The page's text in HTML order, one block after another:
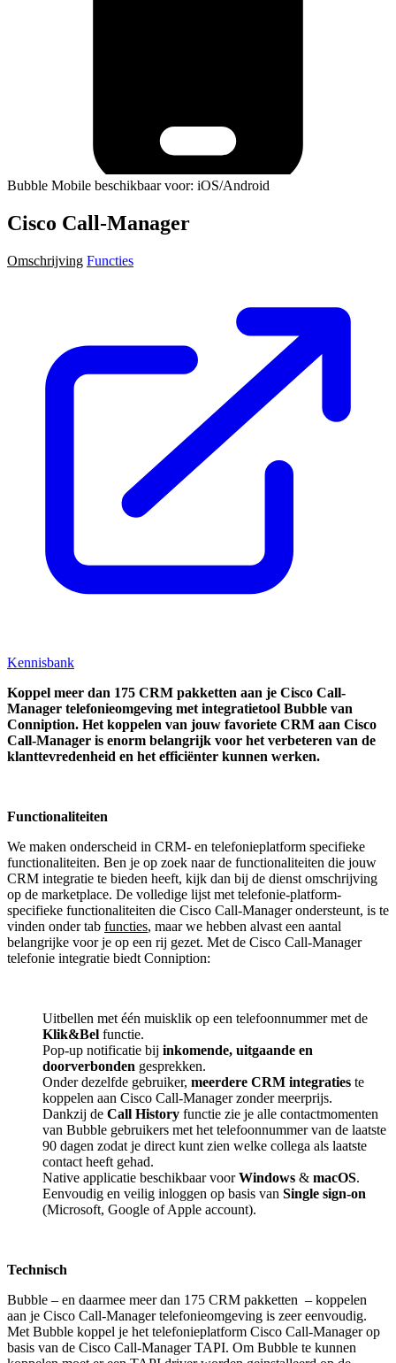
Bubble Mobile beschikbaar voor: iOS/Android
Cisco Call-Manager
Omschrijving Functies
Kennisbank
Koppel meer dan 175 CRM pakketten aan je Cisco Call-
Manager telefonieomgeving met integratietool Bubble van
Conniption. Het koppelen van jouw favoriete CRM aan Cisco
Call-Manager is enorm belangrijk voor het verbeteren van de
klanttevredenheid en het efficiënter kunnen werken.
Functionaliteiten
We maken onderscheid in CRM- en telefonieplatform specifieke
functionaliteiten. Ben je op zoek naar de functionaliteiten die jouw
CRM integratie te bieden heeft, kijk dan bij de dienst omschrijving
op de marketplace. De volledige lijst met telefonie-platform-
specifieke functionaliteiten die Cisco Call-Manager ondersteunt, is te
vinden onder tab functies, maar we hebben alvast een aantal
belangrijke voor je op een rij gezet. Met de Cisco Call-Manager
telefonie integratie biedt Conniption:
Uitbellen met één muisklik op een telefoonnummer met de
Klik&Bel functie.
Pop-up notificatie bij inkomende, uitgaande en
doorverbonden gesprekken.
Onder dezelfde gebruiker, meerdere CRM integraties te
koppelen aan Cisco Call-Manager zonder meerprijs.
Dankzij de Call History functie zie je alle contactmomenten
van Bubble gebruikers met het telefoonnummer van de laatste
90 dagen zodat je direct kunt zien welke collega als laatste
contact heeft gehad.
Native applicatie beschikbaar voorWindows & macOS.
Eenvoudig en veilig inloggen op basis van Single sign-on
(Microsoft, Google of Apple account).
Technisch
Bubble – en daarmee meer dan 175 CRM pakketten – koppelen
aan je Cisco Call-Manager telefonieomgeving is zeer eenvoudig.
Met Bubble koppel je het telefonieplatform Cisco Call-Manager op
basis van de Cisco Call-Manager TAPI. Om Bubble te kunnen